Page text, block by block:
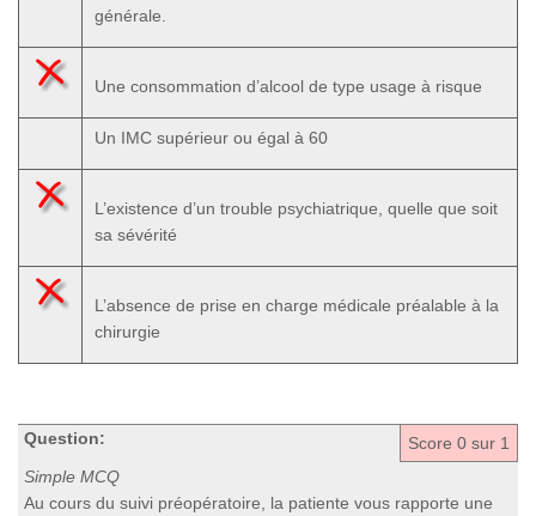
générale.
Une consommation d’alcool de type usage à risque
Un IMC supérieur ou égal à 60
L’existence d’un trouble psychiatrique, quelle que soit
sa sévérité
L’absence de prise en charge médicale préalable à la
chirurgie
Score 0 sur 1
Question:
Simple MCQ
Au cours du suivi préopératoire, la patiente vous rapporte une